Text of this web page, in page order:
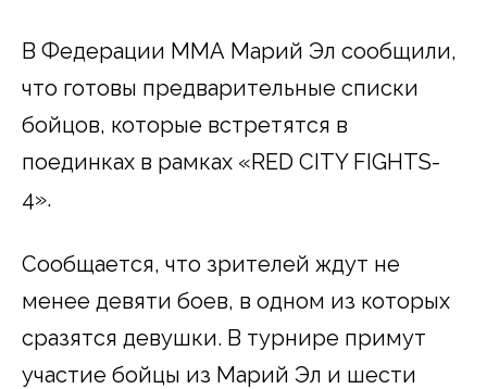
В Федерации ММА Марий Эл сообщили,
что готовы предварительные списки
бойцов, которые встретятся в
поединках в рамках «RED CITY FIGHTS-
4».
Сообщается, что зрителей ждут не
менее девяти боев, в одном из которых
сразятся девушки. В турнире примут
участие бойцы из Марий Эл и шести